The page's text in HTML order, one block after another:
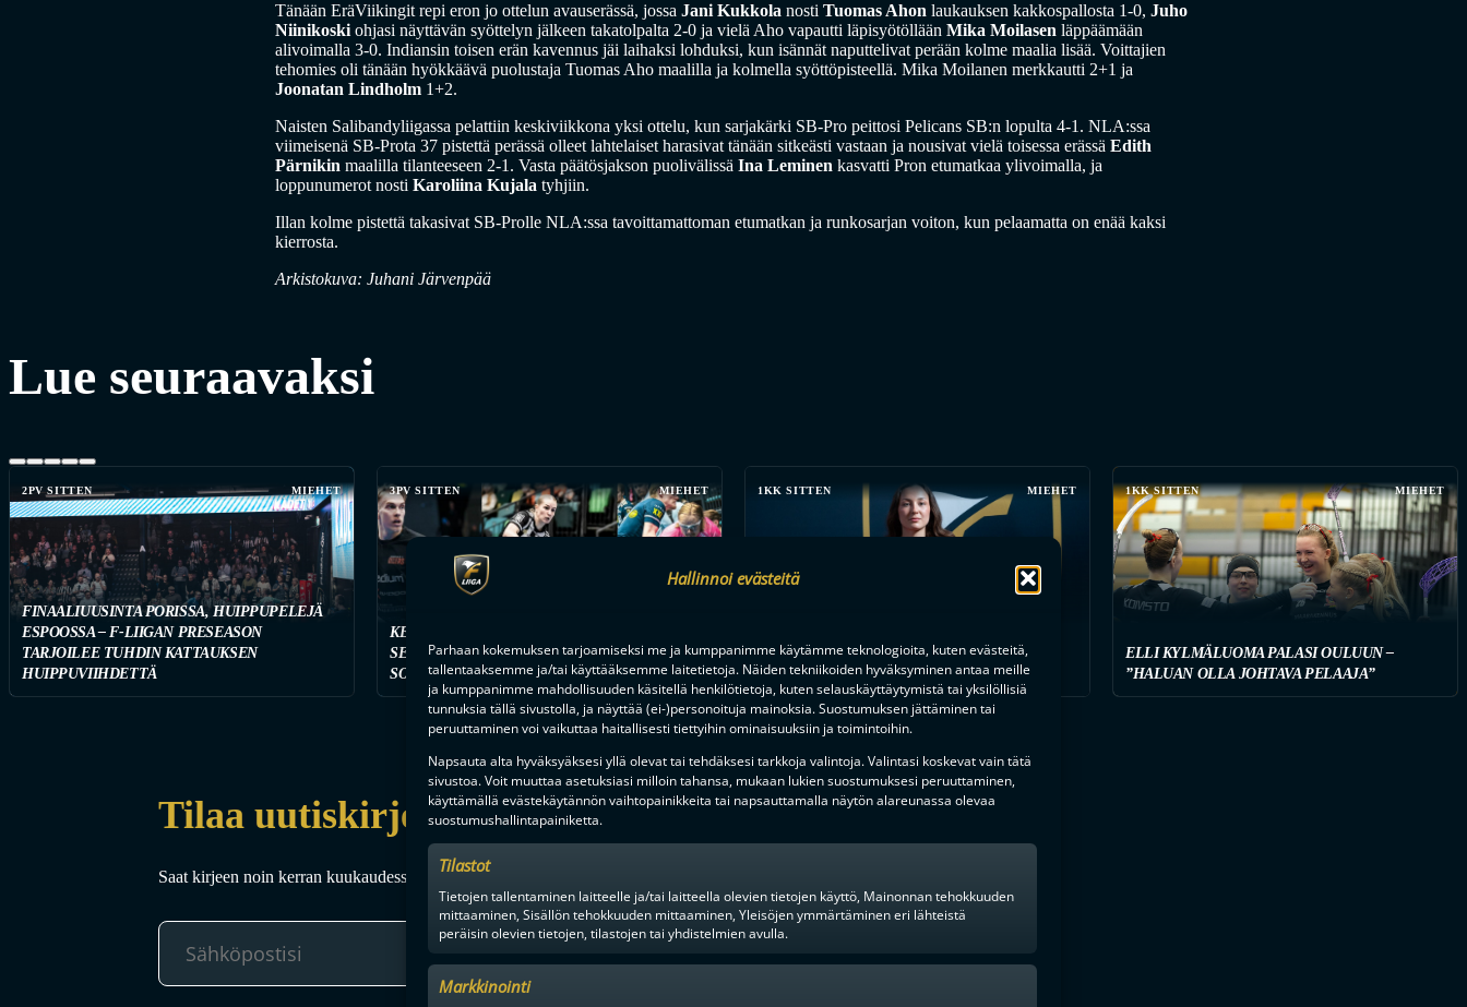
Hallinnoi evästeitä
Parhaan kokemuksen tarjoamiseksi me ja kumppanimme käytämme teknologioita, kuten evästeitä,
tallentaaksemme ja/tai käyttääksemme laitetietoja. Näiden tekniikoiden hyväksyminen antaa meille
ja kumppanimme mahdollisuuden käsitellä henkilötietoja, kuten selauskäyttäytymistä tai yksilöllisiä
tunnuksia tällä sivustolla, ja näyttää (ei-)personoituja mainoksia. Suostumuksen jättäminen tai
peruuttaminen voi vaikuttaa haitallisesti tiettyihin ominaisuuksiin ja toimintoihin.
Napsauta alta hyväksyäksesi yllä olevat tai tehdäksesi tarkkoja valintoja. Valintasi koskevat vain tätä
sivustoa. Voit muuttaa asetuksiasi milloin tahansa, mukaan lukien suostumuksesi peruuttaminen,
käyttämällä evästekäytännön vaihtopainikkeita tai napsauttamalla näytön alareunassa olevaa
suostumushallintapainiketta.
Tilastot
Tietojen tallentaminen laitteelle ja/tai laitteella olevien tietojen käyttö, Mainonnan tehokkuuden
mittaaminen, Sisällön tehokkuuden mittaaminen, Yleisöjen ymmärtäminen eri lähteistä
peräisin olevien tietojen, tilastojen tai yhdistelmien avulla.
Markkinointi
Tänään EräViikingit repi eron jo ottelun avauserässä, jossa Jani Kukkola nosti Tuomas Ahon laukauksen kakkospallosta 1-0, Juho
Niinikoski ohjasi näyttävän syöttelyn jälkeen takatolpalta 2-0 ja vielä Aho vapautti läpisyötöllään Mika Moilasen läppäämään
alivoimalla 3-0. Indiansin toisen erän kavennus jäi laihaksi lohduksi, kun isännät naputtelivat perään kolme maalia lisää. Voittajien
tehomies oli tänään hyökkäävä puolustaja Tuomas Aho maalilla ja kolmella syöttöpisteellä. Mika Moilanen merkkautti 2+1 ja
Joonatan Lindholm 1+2.
Naisten Salibandyliigassa pelattiin keskiviikkona yksi ottelu, kun sarjakärki SB-Pro peittosi Pelicans SB:n lopulta 4-1. NLA:ssa
viimeisenä SB-Prota 37 pistettä perässä olleet lahtelaiset harasivat tänään sitkeästi vastaan ja nousivat vielä toisessa erässä Edith
Pärnikin maalilla tilanteeseen 2-1. Vasta päätösjakson puolivälissä Ina Leminen kasvatti Pron etumatkaa ylivoimalla, ja
loppunumerot nosti Karoliina Kujala tyhjiin.
Illan kolme pistettä takasivat SB-Prolle NLA:ssa tavoittamattoman etumatkan ja runkosarjan voiton, kun pelaamatta on enää kaksi
kierrosta.
Arkistokuva: Juhani Järvenpää
Lue seuraavaksi
2PV SITTEN MIEHET
FINAALIUUSINTA PORISSA, HUIPPUPELEJÄ
ESPOOSSA – F-LIIGAN PRESEASON
TARJOILEE TUHDIN KATTAUKSEN
HUIPPUVIIHDETTÄ
3PV SITTEN MIEHET
KETKÄ OVAT KESÄN KOVIMMAT HANKINNAT?
SEURAA TÄSTÄ SEUROJEN JULKAISTUJA
SOPIMUSTILANTEITA
1KK SITTEN MIEHET
FBC LOISTOLLE RUOTSALAISVAHVISTUS
1KK SITTEN MIEHET
ELLI KYLMÄLUOMA PALASI OULUUN –
”HALUAN OLLA JOHTAVA PELAAJA”
Tilaa uutiskirje
Saat kirjeen noin kerran kuukaudessa F-liigakauden alusta ratkaisuhetkiin asti.